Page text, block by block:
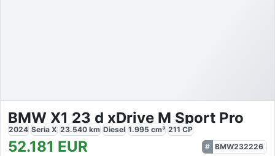
BMW X1 23 d xDrive M Sport Pro
2024 Seria X 23.540 km Diesel 1.995 cm³ 211 CP
52.181 EUR
BMW232226